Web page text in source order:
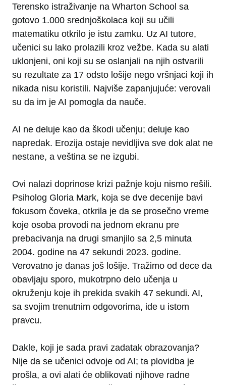
Terensko istraživanje na Wharton School sa
gotovo 1.000 srednjoškolaca koji su učili
matematiku otkrilo je istu zamku. Uz AI tutore,
učenici su lako prolazili kroz vežbe. Kada su alati
uklonjeni, oni koji su se oslanjali na njih ostvarili
su rezultate za 17 odsto lošije nego vršnjaci koji ih
nikada nisu koristili. Najviše zapanjujuće: verovali
su da im je AI pomogla da nauče.
AI ne deluje kao da škodi učenju; deluje kao
napredak. Erozija ostaje nevidljiva sve dok alat ne
nestane, a veština se ne izgubi.
Ovi nalazi doprinose krizi pažnje koju nismo rešili.
Psiholog Gloria Mark, koja se dve decenije bavi
fokusom čoveka, otkrila je da se prosečno vreme
koje osoba provodi na jednom ekranu pre
prebacivanja na drugi smanjilo sa 2,5 minuta
2004. godine na 47 sekundi 2023. godine.
Verovatno je danas još lošije. Tražimo od dece da
obavljaju sporo, mukotrpno delo učenja u
okruženju koje ih prekida svakih 47 sekundi. AI,
sa svojim trenutnim odgovorima, ide u istom
pravcu.
Dakle, koji je sada pravi zadatak obrazovanja?
Nije da se učenici odvoje od AI; ta plovidba je
prošla, a ovi alati će oblikovati njihove radne